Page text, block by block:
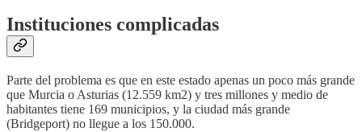
Instituciones complicadas
Parte del problema es que en este estado apenas un poco más grande
que Murcia o Asturias (12.559 km2) y tres millones y medio de
habitantes tiene 169 municipios, y la ciudad más grande
(Bridgeport) no llegue a los 150.000.